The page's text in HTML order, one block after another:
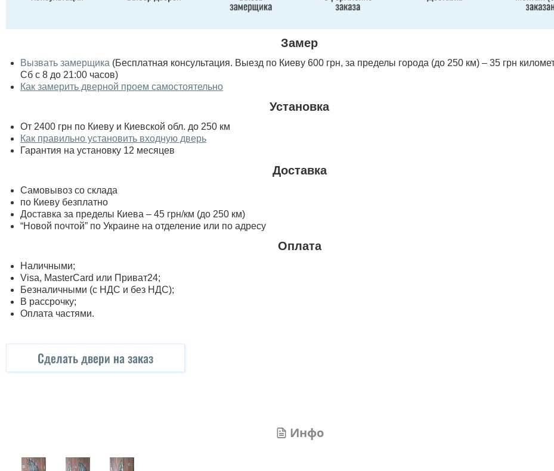
Замер
Вызвать замерщика (Бесплатная консультация. Выезд по Киеву 600 грн, за пределы города (до 250 км) – 35 грн
Сб с 8 до 21:00 часов)
Как замерить дверной проем самостоятельно
Установка
От 2400 грн по Киеву и Киевской обл. до 250 км
Как правильно установить входную дверь
Гарантия на установку 12 месяцев
Доставка
Самовывоз со склада
по Киеву безплатно
Доставка за пределы Киева – 45 грн/км (до 250 км)
“Новой почтой” по Украине на отделение или по адресу
Оплата
Наличными;
Visa, MasterСard или Приват24;
Безналичными (с НДС и без НДС);
В рассрочку;
Оплата частями.
Сделать двери на заказ
Инфо